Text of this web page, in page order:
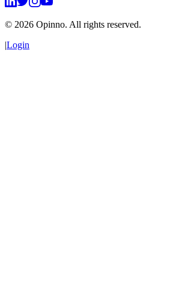
© 2026 Opinno. All rights reserved.
|Login